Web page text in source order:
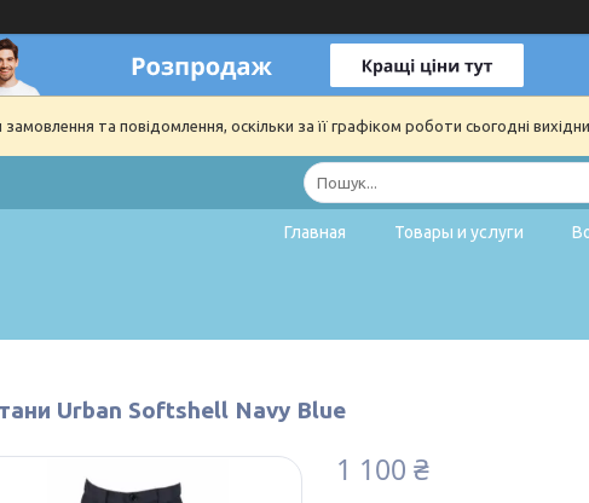
та повідомлення, оскільки за її графіком роботи сьогодні
Главная Товары и услуги
Urban Softshell Navy Blue
1 100 ₴